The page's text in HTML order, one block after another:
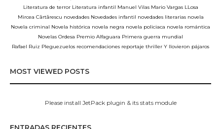
Literatura de terror Literatura infantil Manuel Vilas Mario Vargas LLosa
Mircea Cărtărescu novedades Novedades infantil novedades literarias novela
Novela criminal Novela histórica novela negra novela policiaca novela romántica
Novelas Ordesa Premio Alfaguara Primera guerra mundial
Rafael Ruiz Pleguezuelos recomendaciones reportaje thriller Y llovieron pájaros
MOST VIEWED POSTS
Please install JetPack plugin & its stats module